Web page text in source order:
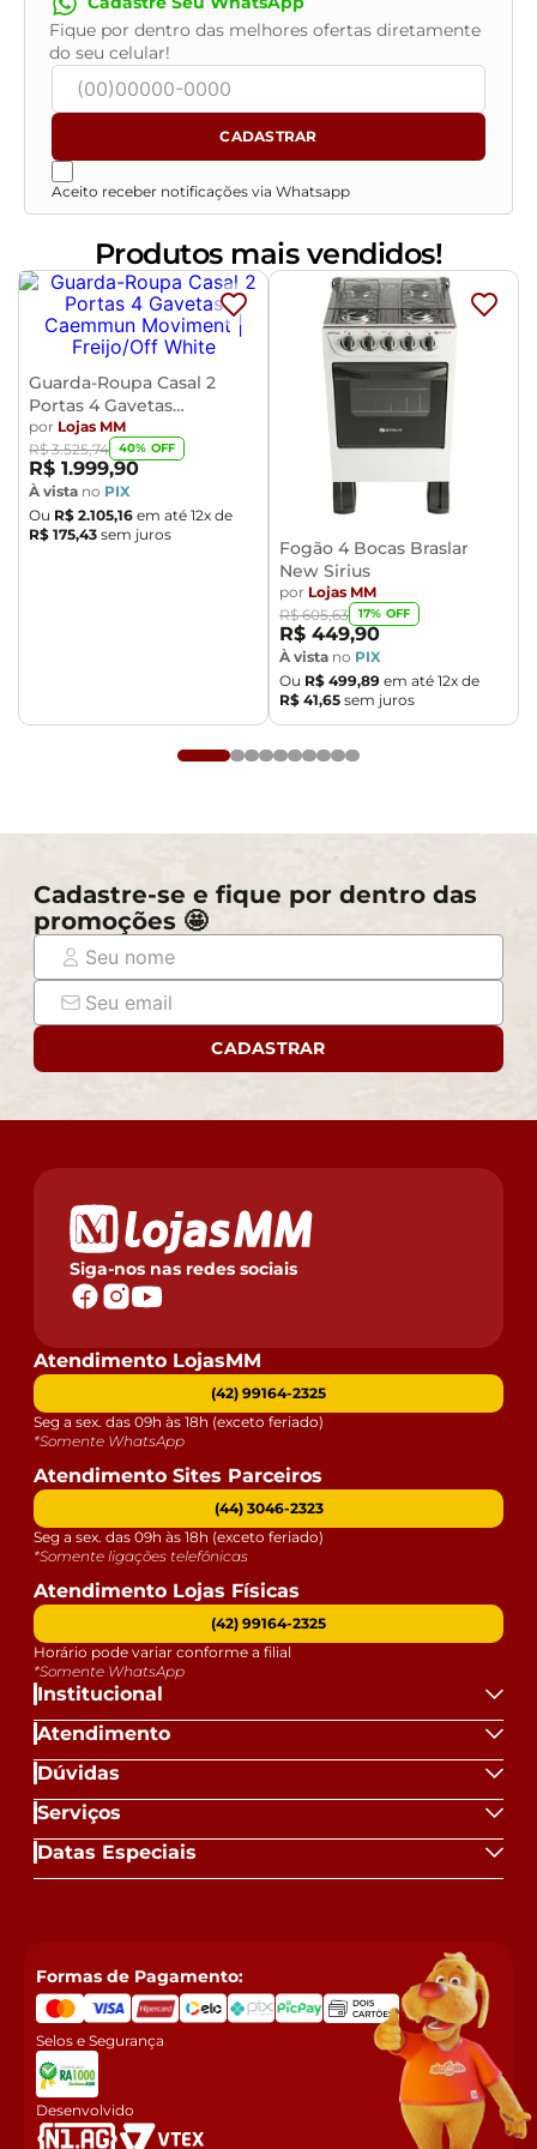
- Todos os nossos produtos são enviados devidamente
embalados e com total segurança
- Confira as dimensões do produto no momento da
compra e certifique-se de que passará normalmente
por elevadores, portas, escadas e/ou corredores,
evitando assim futuros desagrados ou imprevistos
com a entrega do produto.
Fique por dentro das melhores ofertas diretamente
do seu celular!
CADASTRAR
Aceito receber notificações via Whatsapp
Produtos mais vendidos!
Guarda-Roupa Casal 2
Portas 4 Gavetas
Caemmun Moviment
por Lojas MM
R$ 3.525,74 40% OFF
R$ 1.999,90
À vista no PIX
Ou R$ 2.105,16 em até 12x de
R$ 175,43 sem juros
Fogão 4 Bocas Braslar
New Sirius
por Lojas MM
R$ 605,63 17% OFF
R$ 449,90
À vista no PIX
Ou R$ 499,89 em até 12x de
R$ 41,65 sem juros
Cadastre-se e fique por dentro das
promoções 🤩
CADASTRAR
Siga-nos nas redes sociais
Institucional
Atendimento
Dúvidas
Serviços
Datas Especiais
Atendimento LojasMM
(42) 99164-2325
Seg a sex. das 09h às 18h (exceto feriado)
*Somente WhatsApp
Atendimento Sites Parceiros
(44) 3046-2323
Seg a sex. das 09h às 18h (exceto feriado)
*Somente ligações telefônicas
Atendimento Lojas Físicas
(42) 99164-2325
Horário pode variar conforme a filial
*Somente WhatsApp
Formas de Pagamento:
Selos e Segurança
Desenvolvido